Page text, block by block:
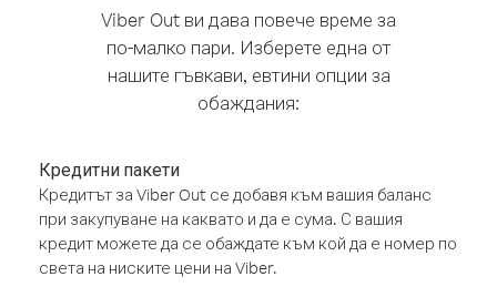
Viber Out ви дава повече време за
по-малко пари. Изберете една от
нашите гъвкави, евтини опции за
обаждания:
Кредитни пакети
Кредитът за Viber Out се добавя към вашия баланс
при закупуване на каквато и да е сума. С вашия
кредит можете да се обаждате към кой да е номер по
света на ниските цени на Viber.